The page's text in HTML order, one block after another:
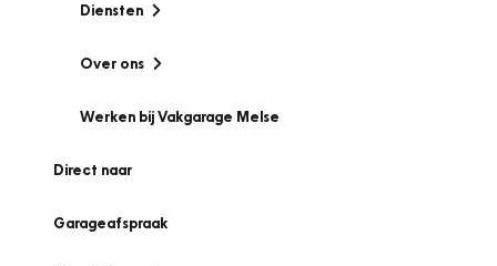
Diensten
Over ons
Werken bij Vakgarage Melse
Direct naar
Garageafspraak